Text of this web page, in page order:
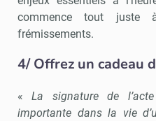
commence tout juste
frémissements.
4/ Offrez un cadeau
«La signature de
importante dans la vie